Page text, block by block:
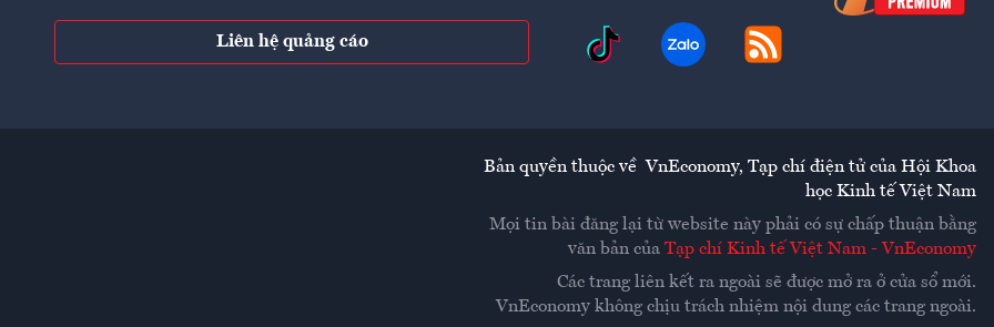
Liên hệ quảng cáo
Bản quyền thuộc về VnEconomy, Tạp chí điện tử của Hội Khoa
học Kinh tế Việt Nam
Mọi tin bài đăng lại từ website này phải có sự chấp thuận bằng
văn bản của Tạp chí Kinh tế Việt Nam - VnEconomy
Các trang liên kết ra ngoài sẽ được mở ra ở cửa sổ mới.
VnEconomy không chịu trách nhiệm nội dung các trang ngoài.